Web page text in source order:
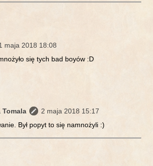
maja 2018 18:08
się tych bad boyów :D
Tomala
2 maja 2018 15:17
Był popyt to się namnożyli :)